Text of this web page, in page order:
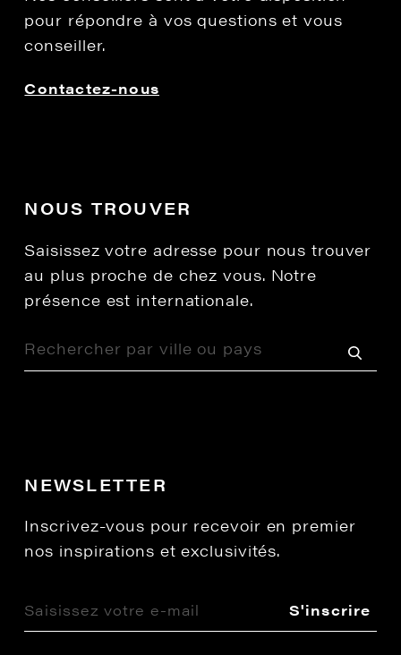
pour répondre à vos questions et vous
conseiller.
Contactez-nous
NOUS TROUVER
Saisissez votre adresse pour nous trouver
au plus proche de chez vous. Notre
présence est internationale.
NEWSLETTER
Inscrivez-vous pour recevoir en premier
nos inspirations et exclusivités.
S'inscrire